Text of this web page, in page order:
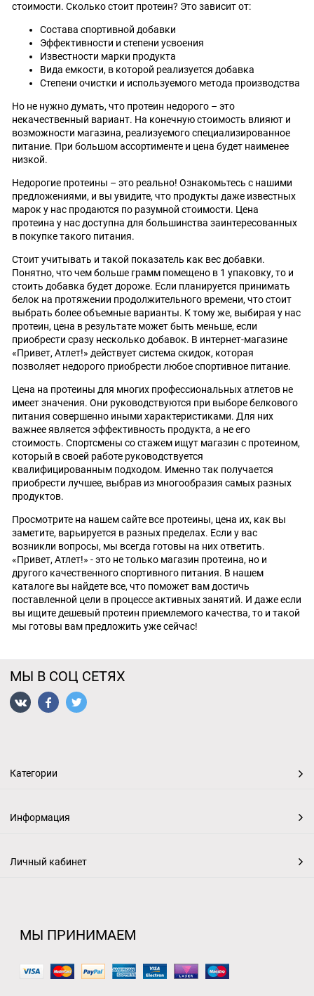
стоимости. Сколько стоит протеин? Это зависит от:
Состава спортивной добавки
Эффективности и степени усвоения
Известности марки продукта
Вида емкости, в которой реализуется добавка
Степени очистки и используемого метода производства
Но не нужно думать, что протеин недорого – это
некачественный вариант. На конечную стоимость влияют и
возможности магазина, реализуемого специализированное
питание. При большом ассортименте и цена будет наименее
низкой.
Недорогие протеины – это реально! Ознакомьтесь с нашими
предложениями, и вы увидите, что продукты даже известных
марок у нас продаются по разумной стоимости. Цена
протеина у нас доступна для большинства заинтересованных
в покупке такого питания.
Стоит учитывать и такой показатель как вес добавки.
Понятно, что чем больше грамм помещено в 1 упаковку, то и
стоить добавка будет дороже. Если планируется принимать
белок на протяжении продолжительного времени, что стоит
выбрать более объемные варианты. К тому же, выбирая у нас
протеин, цена в результате может быть меньше, если
приобрести сразу несколько добавок. В интернет-магазине
«Привет, Атлет!» действует система скидок, которая
позволяет недорого приобрести любое спортивное питание.
Цена на протеины для многих профессиональных атлетов не
имеет значения. Они руководствуются при выборе белкового
питания совершенно иными характеристиками. Для них
важнее является эффективность продукта, а не его
стоимость. Спортсмены со стажем ищут магазин с протеином,
который в своей работе руководствуется
квалифицированным подходом. Именно так получается
приобрести лучшее, выбрав из многообразия самых разных
продуктов.
Просмотрите на нашем сайте все протеины, цена их, как вы
заметите, варьируется в разных пределах. Если у вас
возникли вопросы, мы всегда готовы на них ответить.
«Привет, Атлет!» - это не только магазин протеина, но и
другого качественного спортивного питания. В нашем
каталоге вы найдете все, что поможет вам достичь
поставленной цели в процессе активных занятий. И даже если
вы ищите дешевый протеин приемлемого качества, то и такой
мы готовы вам предложить уже сейчас!
МЫ В СОЦ СЕТЯХ
Категории
Информация
Личный кабинет
МЫ ПРИНИМАЕМ